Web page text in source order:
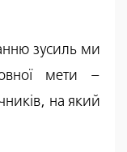
зусиль ми
мети –
на який